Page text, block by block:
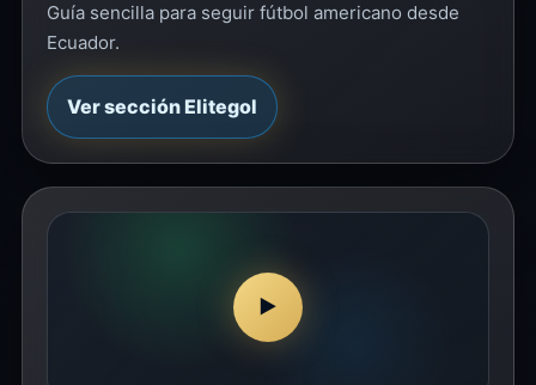
Guía sencilla para seguir fútbol americano desde
Ecuador.
Ver sección Elitegol
▶